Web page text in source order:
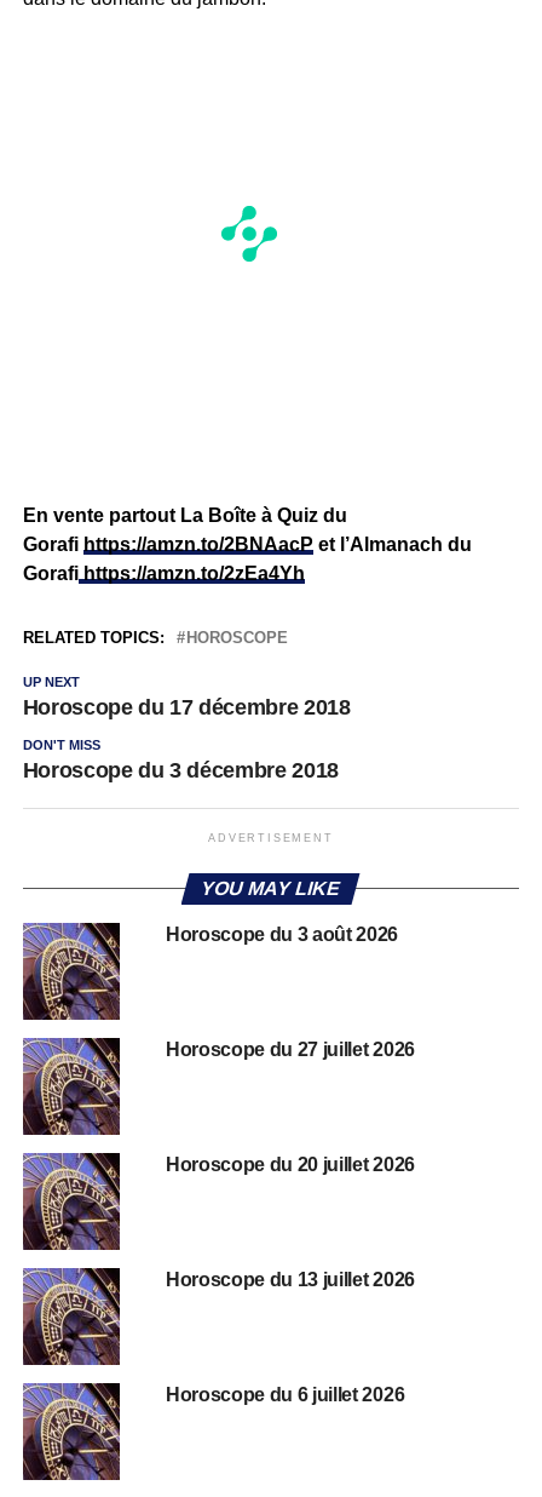
En vente partout La Boîte à Quiz du
Gorafi https://amzn.to/2BNAacP et l’Almanach du
Gorafihttps://amzn.to/2zEa4Yh
RELATED TOPICS: HOROSCOPE
UP NEXT
Horoscope du 17 décembre 2018
DON'T MISS
Horoscope du 3 décembre 2018
ADVERTISEMENT
YOU MAY LIKE
Horoscope du 3 août 2026
Horoscope du 27 juillet 2026
Horoscope du 20 juillet 2026
Horoscope du 13 juillet 2026
Horoscope du 6 juillet 2026